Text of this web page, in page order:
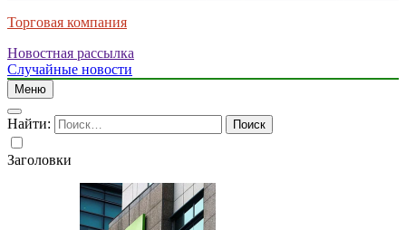
Торговая компания
Новостная рассылка
Случайные новости
Меню
Найти:
Заголовки